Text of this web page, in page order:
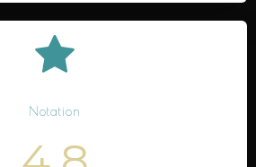
Notation